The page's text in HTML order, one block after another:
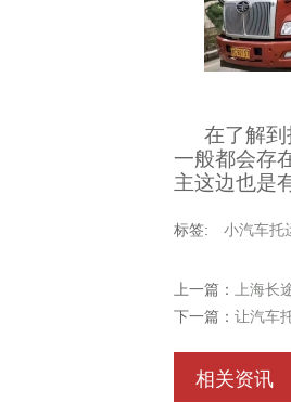
在了解
一般都会存
主这边也是
标签: 小汽车托
上一篇：
上海长
下一篇： 让汽车
相关资讯